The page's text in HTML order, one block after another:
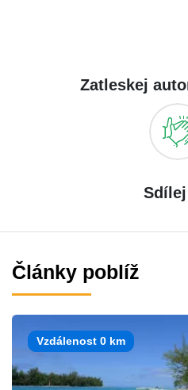
Zatleskej
Články poblíž
Vzdálenost 0 km